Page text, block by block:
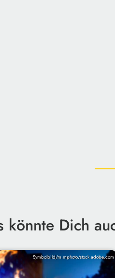
könnte Dich
Symbolbild/m.mphoto/stock.adobe.com